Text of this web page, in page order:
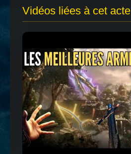
Vidéos liées à cet acte